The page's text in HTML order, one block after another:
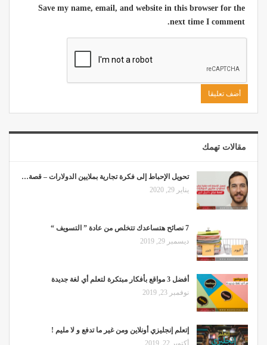
Save my name, email, and website in this browser for the
next time I comment.
مقالات تهمك
تحويل الإحباط إلى فكرة تجارية بملايين الدولارات – قصة…
يناير 29, 2020
7 نصائح هتساعدك تتخلص من عادة ” التسويف “
ديسمبر 29, 2019
أفضل 3 مواقع بأفكار مبتكرة لتعلم أي لغة جديدة
نوفمبر 23, 2019
إتعلم إنجليزي أونلاين ومن غير ما تدفع و لا مليم !